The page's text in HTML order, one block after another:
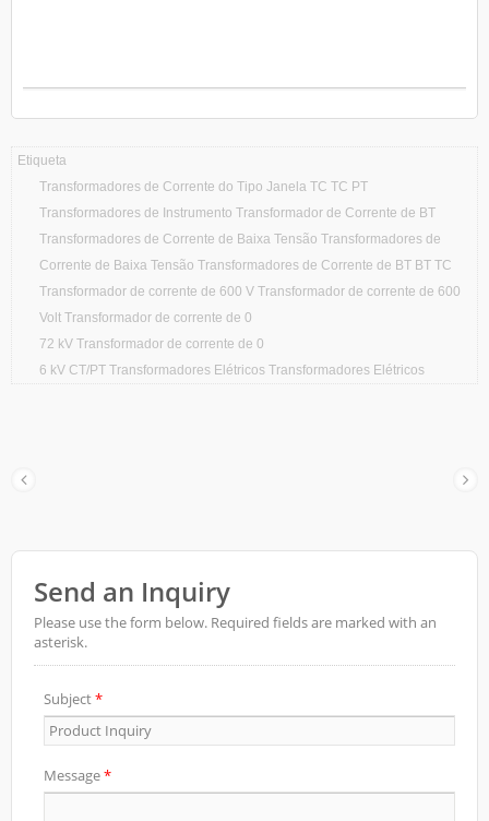
Etiqueta
Transformadores de Corrente do Tipo Janela TC TC PT
Transformadores de Instrumento Transformador de Corrente de BT
Transformadores de Corrente de Baixa Tensão Transformadores de
Corrente de Baixa Tensão Transformadores de Corrente de BT BT TC
Transformador de corrente de 600 V Transformador de corrente de 600
Volt Transformador de corrente de 0
72 kV Transformador de corrente de 0
6 kV CT/PT Transformadores Elétricos Transformadores Elétricos